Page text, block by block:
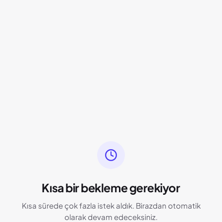
Kısa bir bekleme gerekiyor
Kısa sürede çok fazla istek aldık. Birazdan otomatik
olarak devam edeceksiniz.